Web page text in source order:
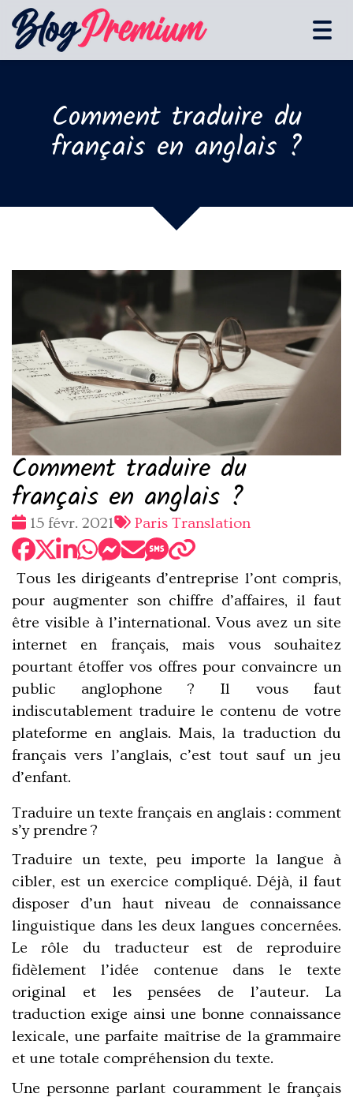
Comment traduire du
français en anglais ?
Comment traduire du
français en anglais ?
Date
:
15 févr. 2021
Tags
:
Paris Translation
Tous les dirigeants d’entreprise l’ont compris,
pour augmenter son chiffre d’affaires, il faut
être visible à l’international. Vous avez un site
internet en français, mais vous souhaitez
pourtant étoffer vos offres pour convaincre un
public anglophone ? Il vous faut
indiscutablement traduire le contenu de votre
plateforme en anglais. Mais, la traduction du
français vers l’anglais, c’est tout sauf un jeu
d’enfant.
Traduire un texte français en anglais : comment
s’y prendre ?
Traduire un texte, peu importe la langue à
cibler, est un exercice compliqué. Déjà, il faut
disposer d’un haut niveau de connaissance
linguistique dans les deux langues concernées.
Le rôle du traducteur est de reproduire
fidèlement l’idée contenue dans le texte
original et les pensées de l’auteur. La
traduction exige ainsi une bonne connaissance
lexicale, une parfaite maîtrise de la grammaire
et une totale compréhension du texte.
Une personne parlant couramment le français